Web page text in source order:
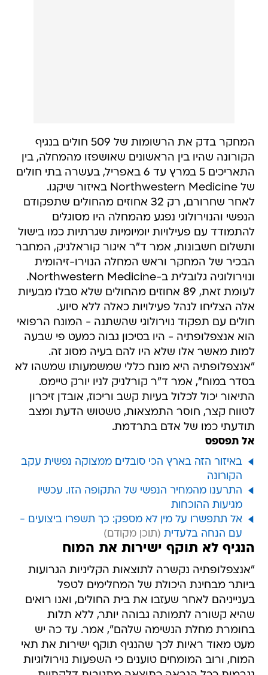
המחקר בדק את הרשומות של 509 חולים בנגיף
הקורונה שהיו בין הראשונים שאושפזו מהמחלה, בין
התאריכים 5 במרץ עד 6 באפריל, בעשרה בתי חולים
של Northwestern Medicine באיזור שיקגו.
לאחר שחרורם, רק 32 אחוזים מהחולים שתפקודם
הנפשי והנוירולוגי נפגע מהמחלה היו מסוגלים
להתמודד עם פעילויות יומיומיות שגרתיות כמו בישול
ותשלום חשבונות, אמר ד"ר איגור קוראלניק, המחבר
הבכיר של המחקר וראש המחלה הנוירו-זיהומית
ונוירולוגיה גלובלית ב-Northwestern Medicine.
לעומת זאת, 89 אחוזים מהחולים שלא סבלו מבעיות
אלה הצליחו לנהל פעילויות כאלה ללא סיוע.
חולים עם תפקוד נוירולוגי שהשתנה - המונח הרפואי
הוא אנצפלופתיה - היו בסיכון גבוה כמעט פי שבעה
למות מאשר אלו שלא היו להם בעיה מסוג זה.
"אנצפלופתיה היא מונח כללי שמשמעותו שמשהו לא
בסדר במוח", אמר ד"ר קורלניק לניו יורק טיימס.
התיאור יכול לכלול בעיות קשב וריכוז, אובדן זיכרון
לטווח קצר, חוסר התמצאות, טשטוש הדעת ומצב
תודעתי כמו של אדם בתרדמת.
אל תפספס
באיזור הזה בארץ הכי סובלים ממצוקה נפשית עקב
הקורונה
התרענו מהמחיר הנפשי של התקופה הזו. עכשיו
מגיעות ההוכחות
אל תתפשרו על מין לא מספק: כך תשפרו ביצועים -
עם הנחה בלעדית
הנגיף לא תוקף ישירות את המוח
"אנצפלופתיה נקשרה לתוצאות הקליניות הגרועות
ביותר מבחינת היכולת של המחלימים לטפל
בענייניהם לאחר שעזבו את בית החולים, ואנו רואים
שהיא קשורה לתמותה גבוהה יותר, ללא תלות
בחומרת מחלת הנשימה שלהם", אמר. עד כה יש
מעט מאוד ראיות לכך שהנגיף תוקף ישירות את תאי
המוח, ורוב המומחים טוענים כי השפעות נוירולוגיות